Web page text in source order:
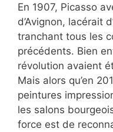
En 1907, Picasso
d’Avignon, lacérait
tranchant tous les
précédents. Bien
révolution avaient
Mais alors qu’en
peintures
les salons
force est de